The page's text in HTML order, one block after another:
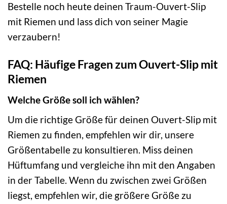
Bestelle noch heute deinen Traum-Ouvert-Slip
mit Riemen und lass dich von seiner Magie
verzaubern!
FAQ: Häufige Fragen zum Ouvert-Slip mit
Riemen
Welche Größe soll ich wählen?
Um die richtige Größe für deinen Ouvert-Slip mit
Riemen zu finden, empfehlen wir dir, unsere
Größentabelle zu konsultieren. Miss deinen
Hüftumfang und vergleiche ihn mit den Angaben
in der Tabelle. Wenn du zwischen zwei Größen
liegst, empfehlen wir, die größere Größe zu